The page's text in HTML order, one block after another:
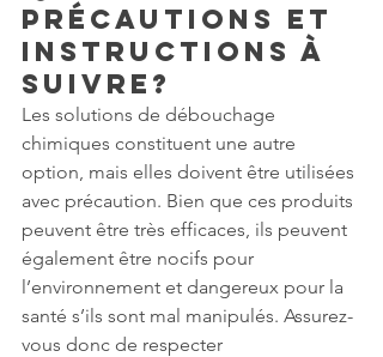
précautions et
instructions à
suivre?
Les solutions de débouchage
chimiques constituent une autre
option, mais elles doivent être utilisées
avec précaution. Bien que ces produits
peuvent être très efficaces, ils peuvent
également être nocifs pour
l’environnement et dangereux pour la
santé s’ils sont mal manipulés. Assurez-
vous donc de respecter